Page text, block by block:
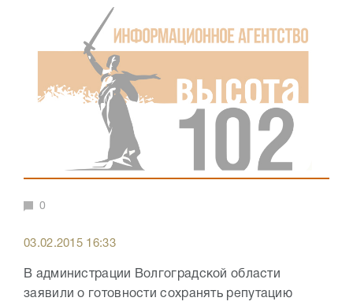
0
03.02.2015 16:33
В администрации Волгоградской области
заявили о готовности сохранять репутацию